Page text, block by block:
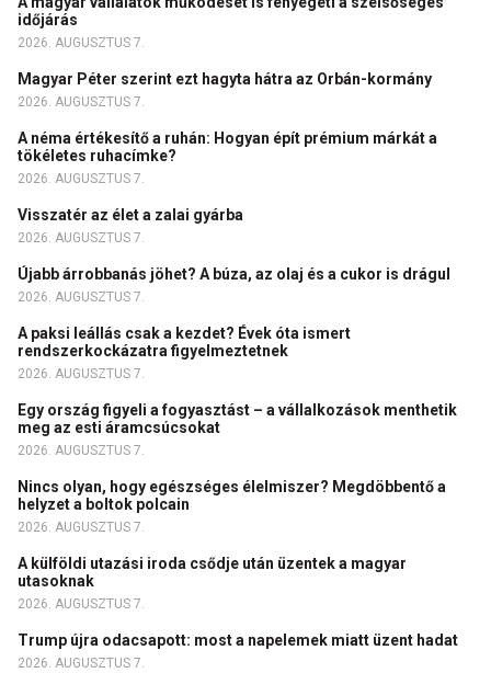
időjárás
2026. AUGUSZTUS 7.
Magyar Péter szerint ezt hagyta hátra az Orbán-kormány
2026. AUGUSZTUS 7.
A néma értékesítő a ruhán: Hogyan épít prémium márkát a
tökéletes ruhacímke?
2026. AUGUSZTUS 7.
Visszatér az élet a zalai gyárba
2026. AUGUSZTUS 7.
Újabb árrobbanás jöhet? A búza, az olaj és a cukor is drágul
2026. AUGUSZTUS 7.
A paksi leállás csak a kezdet? Évek óta ismert
rendszerkockázatra figyelmeztetnek
2026. AUGUSZTUS 7.
Egy ország figyeli a fogyasztást – a vállalkozások menthetik
meg az esti áramcsúcsokat
2026. AUGUSZTUS 7.
Nincs olyan, hogy egészséges élelmiszer? Megdöbbentő a
helyzet a boltok polcain
2026. AUGUSZTUS 7.
A külföldi utazási iroda csődje után üzentek a magyar
utasoknak
2026. AUGUSZTUS 7.
Trump újra odacsapott: most a napelemek miatt üzent hadat
2026. AUGUSZTUS 7.